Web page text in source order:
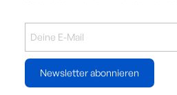
Newsletter abonnieren